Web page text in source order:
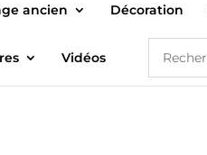
ancien Décoration
Vidéos